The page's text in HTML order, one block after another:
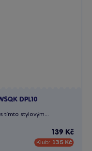
DPL10
tímto stylovým...
139 Kč
Klub: 135 Kč